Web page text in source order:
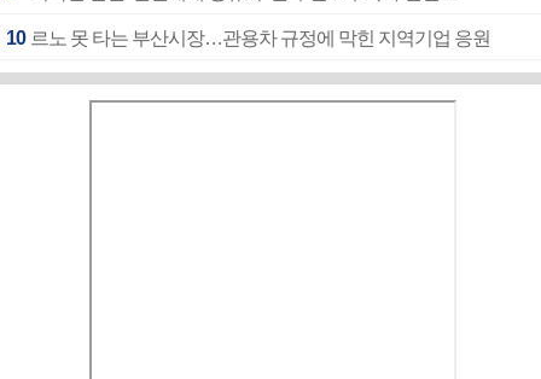
10 르노 못 타는 부산시장…관용차 규정에 막힌 지역기업 응원